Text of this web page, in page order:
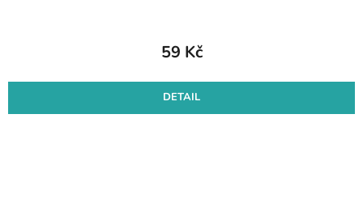
59 Kč
DETAIL